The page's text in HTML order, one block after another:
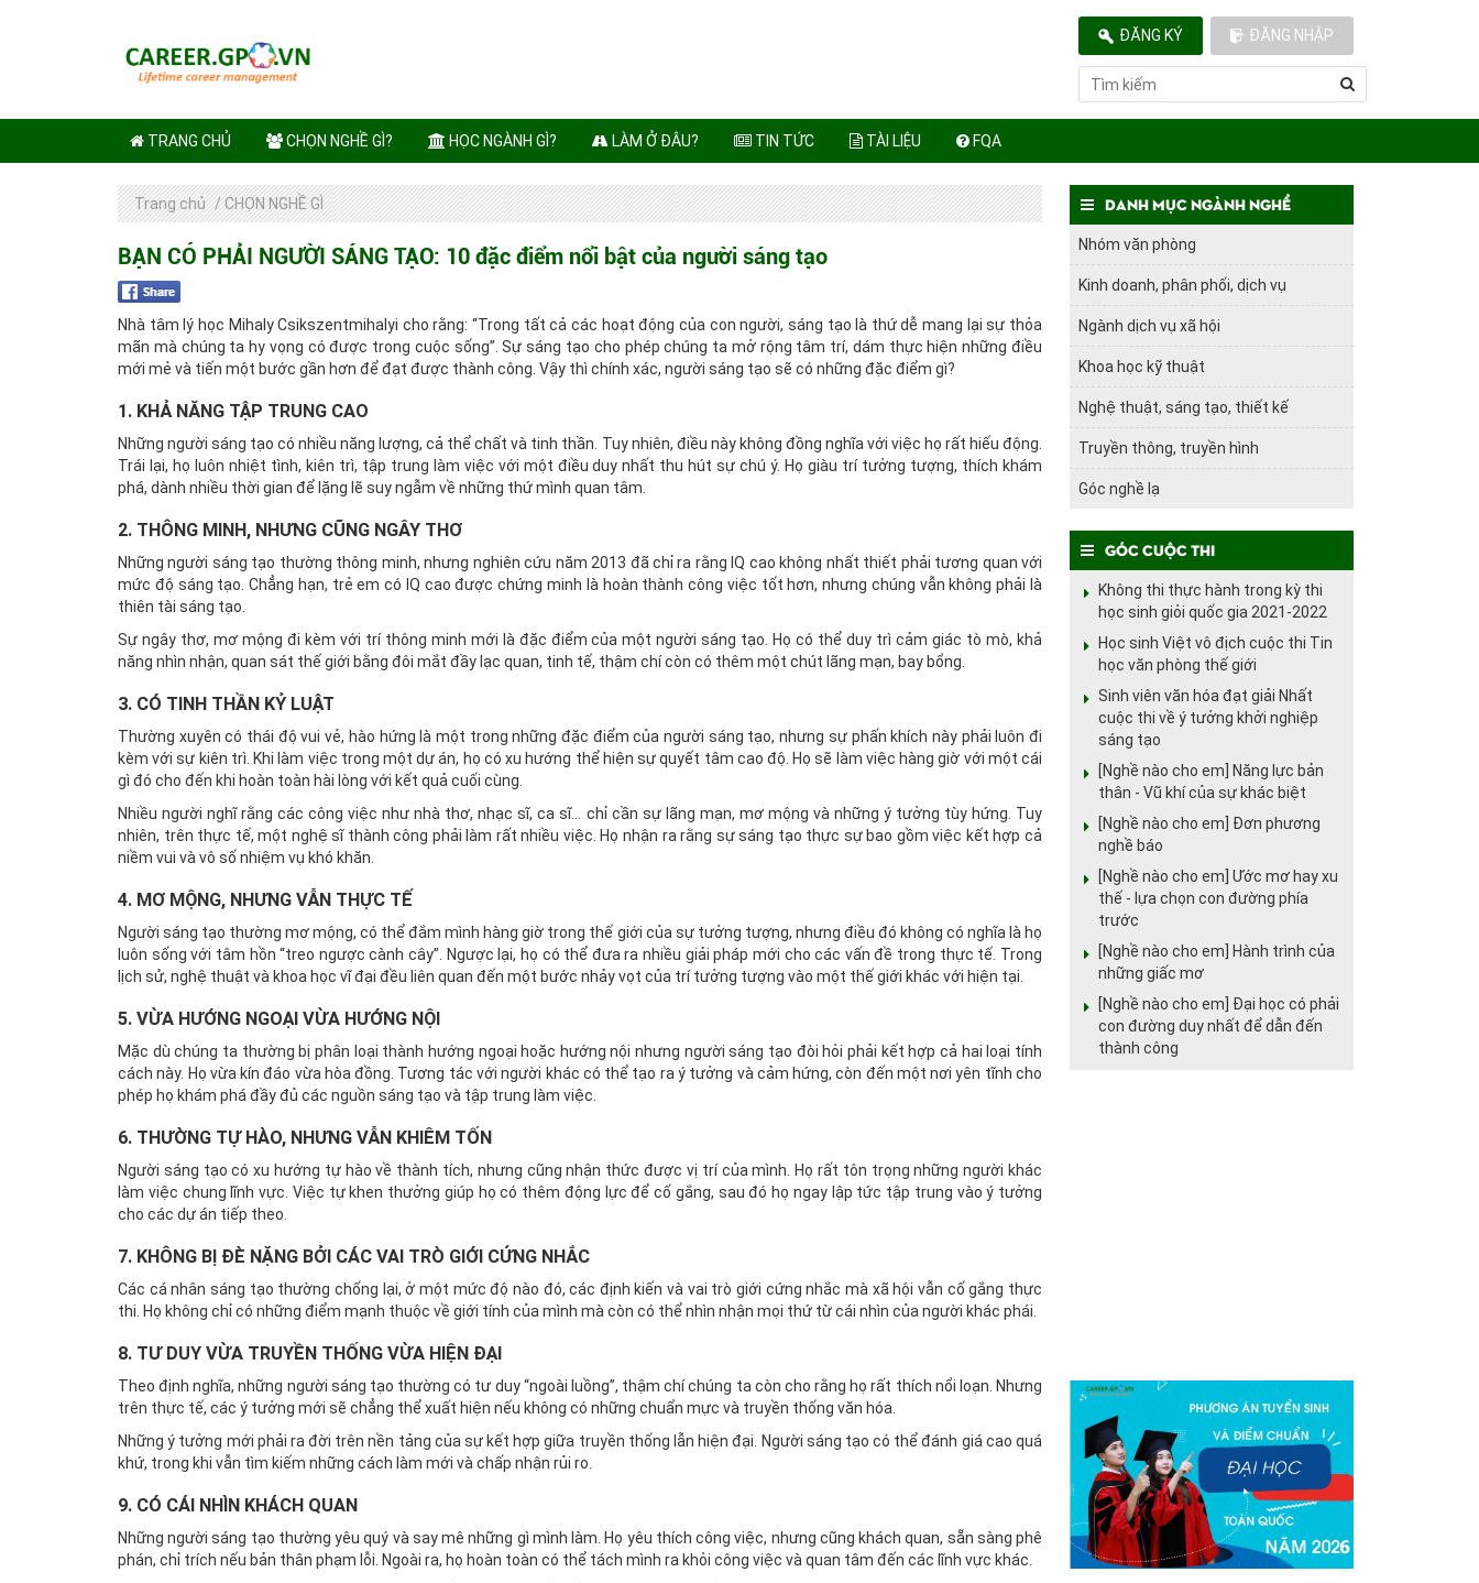
ĐĂNG KÝ ĐĂNG NHẬP
TRANG CHỦ CHỌN NGHỀ GÌ? HỌC NGÀNH GÌ? LÀM Ở ĐÂU? TIN TỨC TÀI LIỆU FQA
Trang chủ / CHỌN NGHỀ GÌ
BẠN CÓ PHẢI NGƯỜI SÁNG TẠO: 10 đặc điểm nổi bật của người sáng tạo
Nhà tâm lý học Mihaly Csikszentmihalyi cho rằng: “Trong tất cả các hoạt động của con người, sáng tạo là thứ dễ mang lại sự thỏa
mãn mà chúng ta hy vọng có được trong cuộc sống”. Sự sáng tạo cho phép chúng ta mở rộng tâm trí, dám thực hiện những điều
mới mẻ và tiến một bước gần hơn để đạt được thành công. Vậy thì chính xác, người sáng tạo sẽ có những đặc điểm gì?
1. KHẢ NĂNG TẬP TRUNG CAO
Những người sáng tạo có nhiều năng lượng, cả thể chất và tinh thần. Tuy nhiên, điều này không đồng nghĩa với việc họ rất hiếu động.
Trái lại, họ luôn nhiệt tình, kiên trì, tập trung làm việc với một điều duy nhất thu hút sự chú ý. Họ giàu trí tưởng tượng, thích khám
phá, dành nhiều thời gian để lặng lẽ suy ngẫm về những thứ mình quan tâm.
2. THÔNG MINH, NHƯNG CŨNG NGÂY THƠ
Những người sáng tạo thường thông minh, nhưng nghiên cứu năm 2013 đã chỉ ra rằng IQ cao không nhất thiết phải tương quan với
mức độ sáng tạo. Chẳng hạn, trẻ em có IQ cao được chứng minh là hoàn thành công việc tốt hơn, nhưng chúng vẫn không phải là
thiên tài sáng tạo.
Sự ngây thơ, mơ mộng đi kèm với trí thông minh mới là đặc điểm của một người sáng tạo. Họ có thể duy trì cảm giác tò mò, khả
năng nhìn nhận, quan sát thế giới bằng đôi mắt đầy lạc quan, tinh tế, thậm chí còn có thêm một chút lãng mạn, bay bổng.
3. CÓ TINH THẦN KỶ LUẬT
Thường xuyên có thái độ vui vẻ, hào hứng là một trong những đặc điểm của người sáng tạo, nhưng sự phấn khích này phải luôn đi
kèm với sự kiên trì. Khi làm việc trong một dự án, họ có xu hướng thể hiện sự quyết tâm cao độ. Họ sẽ làm việc hàng giờ với một cái
gì đó cho đến khi hoàn toàn hài lòng với kết quả cuối cùng.
Nhiều người nghĩ rằng các công việc như nhà thơ, nhạc sĩ, ca sĩ… chỉ cần sự lãng mạn, mơ mộng và những ý tưởng tùy hứng. Tuy
nhiên, trên thực tế, một nghệ sĩ thành công phải làm rất nhiều việc. Họ nhận ra rằng sự sáng tạo thực sự bao gồm việc kết hợp cả
niềm vui và vô số nhiệm vụ khó khăn.
4. MƠ MỘNG, NHƯNG VẪN THỰC TẾ
Người sáng tạo thường mơ mộng, có thể đắm mình hàng giờ trong thế giới của sự tưởng tượng, nhưng điều đó không có nghĩa là họ
luôn sống với tâm hồn “treo ngược cành cây”. Ngược lại, họ có thể đưa ra nhiều giải pháp mới cho các vấn đề trong thực tế. Trong
lịch sử, nghệ thuật và khoa học vĩ đại đều liên quan đến một bước nhảy vọt của trí tưởng tượng vào một thế giới khác với hiện tại.
5. VỪA HƯỚNG NGOẠI VỪA HƯỚNG NỘI
Mặc dù chúng ta thường bị phân loại thành hướng ngoại hoặc hướng nội nhưng người sáng tạo đòi hỏi phải kết hợp cả hai loại tính
cách này. Họ vừa kín đáo vừa hòa đồng. Tương tác với người khác có thể tạo ra ý tưởng và cảm hứng, còn đến một nơi yên tĩnh cho
phép họ khám phá đầy đủ các nguồn sáng tạo và tập trung làm việc.
6. THƯỜNG TỰ HÀO, NHƯNG VẪN KHIÊM TỐN
Người sáng tạo có xu hướng tự hào về thành tích, nhưng cũng nhận thức được vị trí của mình. Họ rất tôn trọng những người khác
làm việc chung lĩnh vực. Việc tự khen thưởng giúp họ có thêm động lực để cố gắng, sau đó họ ngay lập tức tập trung vào ý tưởng
cho các dự án tiếp theo.
7. KHÔNG BỊ ĐÈ NẶNG BỞI CÁC VAI TRÒ GIỚI CỨNG NHẮC
Các cá nhân sáng tạo thường chống lại, ở một mức độ nào đó, các định kiến ​​và vai trò giới cứng nhắc mà xã hội vẫn cố gắng thực
thi. Họ không chỉ có những điểm mạnh thuộc về giới tính của mình mà còn có thể nhìn nhận mọi thứ từ cái nhìn của người khác phái.
8. TƯ DUY VỪA TRUYỀN THỐNG VỪA HIỆN ĐẠI
Theo định nghĩa, những người sáng tạo thường có tư duy “ngoài luồng”, thậm chí chúng ta còn cho rằng họ rất thích nổi loạn. Nhưng
trên thực tế, các ý tưởng mới sẽ chẳng thể xuất hiện nếu không có những chuẩn mực và truyền thống văn hóa.
Những ý tưởng mới phải ra đời trên nền tảng của sự kết hợp giữa truyền thống lẫn hiện đại. Người sáng tạo có thể đánh giá cao quá
khứ, trong khi vẫn tìm kiếm những cách làm mới và chấp nhận rủi ro.
9. CÓ CÁI NHÌN KHÁCH QUAN
Những người sáng tạo thường yêu quý và say mê những gì mình làm. Họ yêu thích công việc, nhưng cũng khách quan, sẵn sàng phê
phán, chỉ trích nếu bản thân phạm lỗi. Ngoài ra, họ hoàn toàn có thể tách mình ra khỏi công việc và quan tâm đến các lĩnh vực khác.
Danh mục ngành nghề
Nhóm văn phòng
Kinh doanh, phân phối, dịch vụ
Ngành dịch vụ xã hội
Khoa học kỹ thuật
Nghệ thuật, sáng tạo, thiết kế
Truyền thông, truyền hình
Góc nghề lạ
Góc cuộc thi
Không thi thực hành trong kỳ thi
học sinh giỏi quốc gia 2021-2022
Học sinh Việt vô địch cuộc thi Tin
học văn phòng thế giới
Sinh viên văn hóa đạt giải Nhất
cuộc thi về ý tưởng khởi nghiệp
sáng tạo
[Nghề nào cho em] Năng lực bản
thân - Vũ khí của sự khác biệt
[Nghề nào cho em] Đơn phương
nghề báo
[Nghề nào cho em] Ước mơ hay xu
thế - lựa chọn con đường phía
trước
[Nghề nào cho em] Hành trình của
những giấc mơ
[Nghề nào cho em] Đại học có phải
con đường duy nhất để dẫn đến
thành công